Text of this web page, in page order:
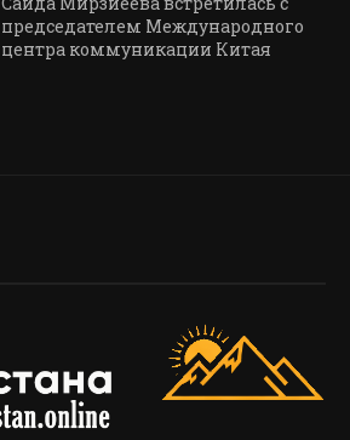
председателем Международного
центра коммуникации Китая